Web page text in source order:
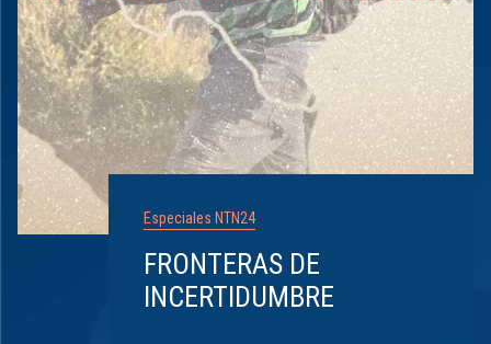
Especiales NTN24
FRONTERAS DE
INCERTIDUMBRE